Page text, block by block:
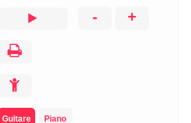
- +
Guitare Piano